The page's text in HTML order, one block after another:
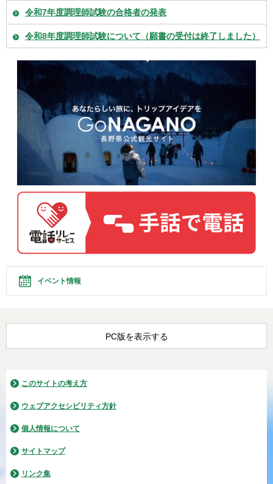
令和7年度調理師試験の合格者の発表
令和8年度調理師試験について（願書の受付は終了しました）
イベント情報
PC版を表示する
このサイトの考え方
ウェブアクセシビリティ方針
個人情報について
サイトマップ
リンク集